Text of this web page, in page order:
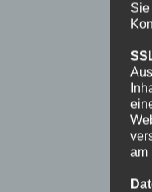
Sie
am